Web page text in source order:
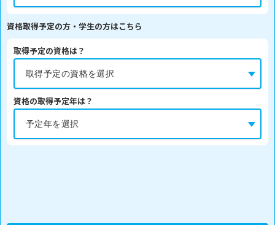
資格取得予定の方・学生の方はこちら
取得予定の資格は？
資格の取得予定年は？